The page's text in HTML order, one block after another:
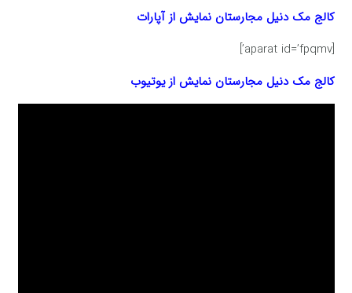
کالج مک دنیل مجارستان نمایش از آپارات
[aparat id=’fpqmv’]
کالج مک دنیل مجارستان نمایش از یوتیوب